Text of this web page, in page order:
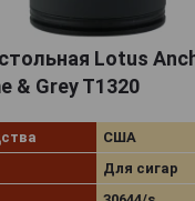
Lotus
& Grey T1320
США
Для сигар